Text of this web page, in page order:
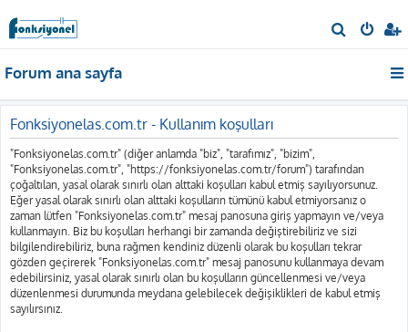
r
Forum ana sayfa
Fonksiyonelas.com.tr - Kullanım koşulları
"Fonksiyonelas.com.tr" (diğer anlamda "biz", "tarafımız", "bizim",
"Fonksiyonelas.com.tr", "https://fonksiyonelas.com.tr/forum") tarafından
çoğaltılan, yasal olarak sınırlı olan alttaki koşulları kabul etmiş sayılıyorsunuz.
Eğer yasal olarak sınırlı olan alttaki koşulların tümünü kabul etmiyorsanız o
zaman lütfen "Fonksiyonelas.com.tr" mesaj panosuna giriş yapmayın ve/veya
kullanmayın. Biz bu koşulları herhangi bir zamanda değiştirebiliriz ve sizi
bilgilendirebiliriz, buna rağmen kendiniz düzenli olarak bu koşulları tekrar
gözden geçirerek "Fonksiyonelas.com.tr" mesaj panosunu kullanmaya devam
edebilirsiniz, yasal olarak sınırlı olan bu koşulların güncellenmesi ve/veya
düzenlenmesi durumunda meydana gelebilecek değişiklikleri de kabul etmiş
sayılırsınız.